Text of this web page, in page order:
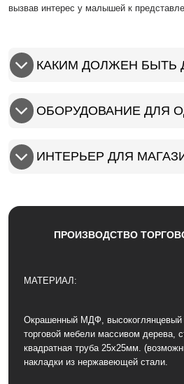
вызвав интерес у малышей к
КАКИМ ДОЛЖЕН БЫТЬ
ОБОРУДОВАНИЕ ДЛЯ
ИНТЕРЬЕР ДЛЯ
ПРОИЗВОДСТВО
МАТЕРИАЛ:
Окрашенный МДФ,
торговой мебели массивом дерева,
квадратная труба 25х25мм.
накладки из нержавеющей стали.